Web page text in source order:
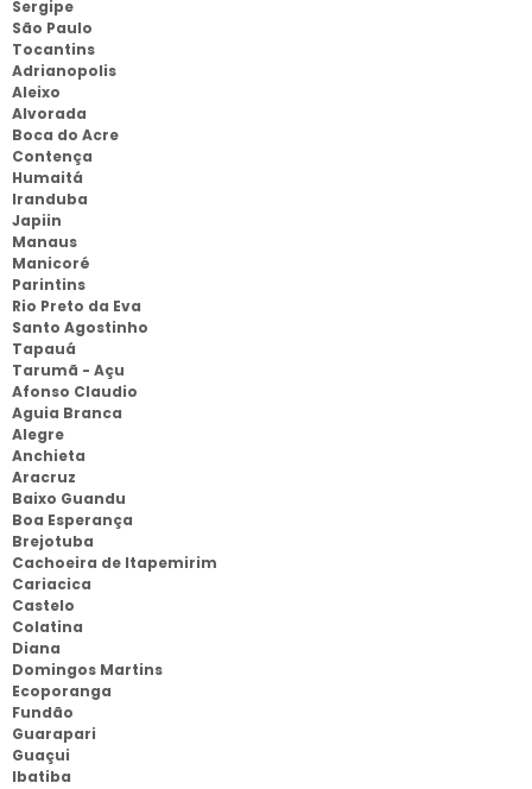
Sergipe
São Paulo
Tocantins
Adrianopolis
Aleixo
Alvorada
Boca do Acre
Contença
Humaitá
Iranduba
Japiin
Manaus
Manicoré
Parintins
Rio Preto da Eva
Santo Agostinho
Tapauá
Tarumã - Açu
Afonso Claudio
Aguia Branca
Alegre
Anchieta
Aracruz
Baixo Guandu
Boa Esperança
Brejotuba
Cachoeira de Itapemirim
Cariacica
Castelo
Colatina
Diana
Domingos Martins
Ecoporanga
Fundão
Guarapari
Guaçui
Ibatiba